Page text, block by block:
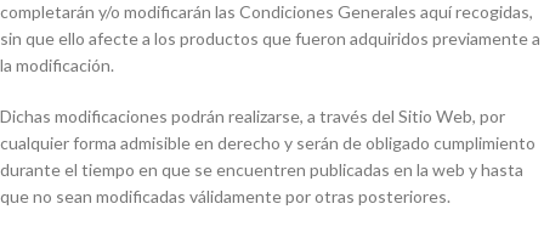
completarán y/o modificarán las Condiciones Generales aquí recogidas,
sin que ello afecte a los productos que fueron adquiridos previamente a
la modificación.
Dichas modificaciones podrán realizarse, a través del Sitio Web, por
cualquier forma admisible en derecho y serán de obligado cumplimiento
durante el tiempo en que se encuentren publicadas en la web y hasta
que no sean modificadas válidamente por otras posteriores.